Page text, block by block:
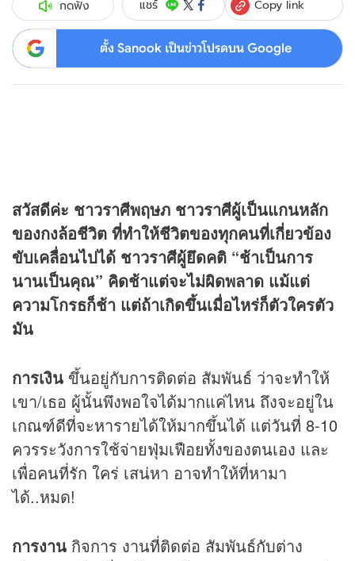
กดฟัง แชร์ Copy link
ตั้ง Sanook เป็นข่าวโปรดบน Google
สวัสดีค่ะ ชาวราศีพฤษภ ชาวราศีผู้เป็นแกนหลัก
ของกงล้อชีวิต ที่ทำให้ชีวิตของทุกคนที่เกี่ยวข้อง
ขับเคลื่อนไปได้ ชาวราศีผู้ยึดคติ “ช้าเป็นการ
นานเป็นคุณ” คิดช้าแต่จะไม่ผิดพลาด แม้แต่
ความโกรธก็ช้า แต่ถ้าเกิดขึ้นเมื่อไหร่ก็ตัวใครตัว
มัน
การเงิน ขึ้นอยู่กับการติดต่อ สัมพันธ์ ว่าจะทำให้
เขา/เธอ ผู้นั้นพึงพอใจได้มากแค่ไหน ถึงจะอยู่ใน
เกณฑ์ดีที่จะหารายได้ให้มากขึ้นได้ แต่วันที่ 8-10
ควรระวังการใช้จ่ายฟุ่มเฟือยทั้งของตนเอง และ
เพื่อคนที่รัก ใคร่ เสน่หา อาจทำให้ที่หามา
ได้..หมด!
การงาน กิจการ งานที่ติดต่อ สัมพันธ์กับต่าง